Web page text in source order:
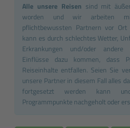
Alle unsere Reisen sind mit
worden und wir arbeiten
pflichtbewussten Partnern vor Ort
kann es durch schlechtes Wetter,
Erkrankungen und/oder andere
Einflüsse dazu kommen, dass
Reiseinhalte entfallen. Seien Sie
unsere Partner in diesem Fall alles
fortgesetzt werden kann
Programmpunkte nachgeholt oder